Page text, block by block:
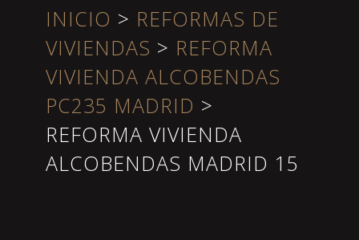
INICIO > REFORMAS DE
VIVIENDAS > REFORMA
VIVIENDA ALCOBENDAS
PC235 MADRID >
REFORMA VIVIENDA
ALCOBENDAS MADRID 15